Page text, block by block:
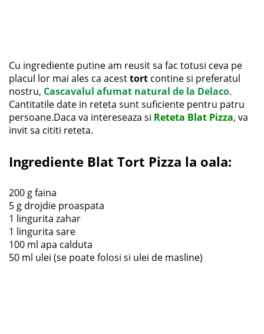
Cu ingrediente putine am reusit sa fac totusi ceva pe
placul lor mai ales ca acesttort contine si preferatul
nostru, Cascavalul afumat natural de la Delaco.
Cantitatile date in reteta sunt suficiente pentru patru
persoane.Daca va intereseaza si Reteta Blat Pizza, va
invit sa cititi reteta.
Ingrediente Blat Tort Pizza la oala:
200 g faina
5 g drojdie proaspata
1 lingurita zahar
1 lingurita sare
100 ml apa calduta
50 ml ulei (se poate folosi si ulei de masline)